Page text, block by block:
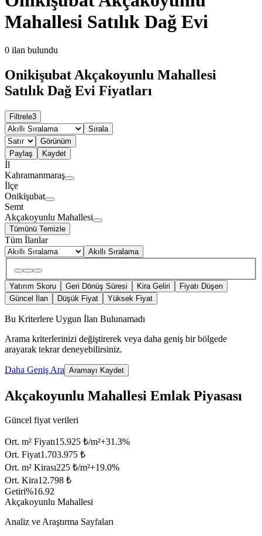
Mahallesi Satılık Dağ Evi
0 ilan bulundu
Onikişubat Akçakoyunlu Mahallesi
Satılık Dağ Evi Fiyatları
Filtrele3
Sırala
Görünüm
Paylaş
Kaydet
İl
Kahramanmaraş
İlçe
Onikişubat
Semt
Akçakoyunlu Mahallesi
Tümünü Temizle
Tüm İlanlar
Akıllı Sıralama
Yatırım Skoru Geri Dönüş Süresi Kira Geliri
Fiyatı Düşen
Güncel İlan
Düşük Fiyat Yüksek Fiyat
Bu Kriterlere Uygun İlan Bulunamadı
Arama kriterlerinizi değiştirerek veya daha geniş bir bölgede
arayarak tekrar deneyebilirsiniz.
Daha Geniş Ara Aramayı Kaydet
Akçakoyunlu Mahallesi Emlak Piyasası
Güncel fiyat verileri
Ort. m² Fiyatı15.925 ₺/m²+31.3%
Ort. Fiyat1.703.975 ₺
Ort. m² Kirası225 ₺/m²+19.0%
Ort. Kira12.798 ₺
Getiri%16.92
Akçakoyunlu Mahallesi
Analiz ve Araştırma Sayfaları